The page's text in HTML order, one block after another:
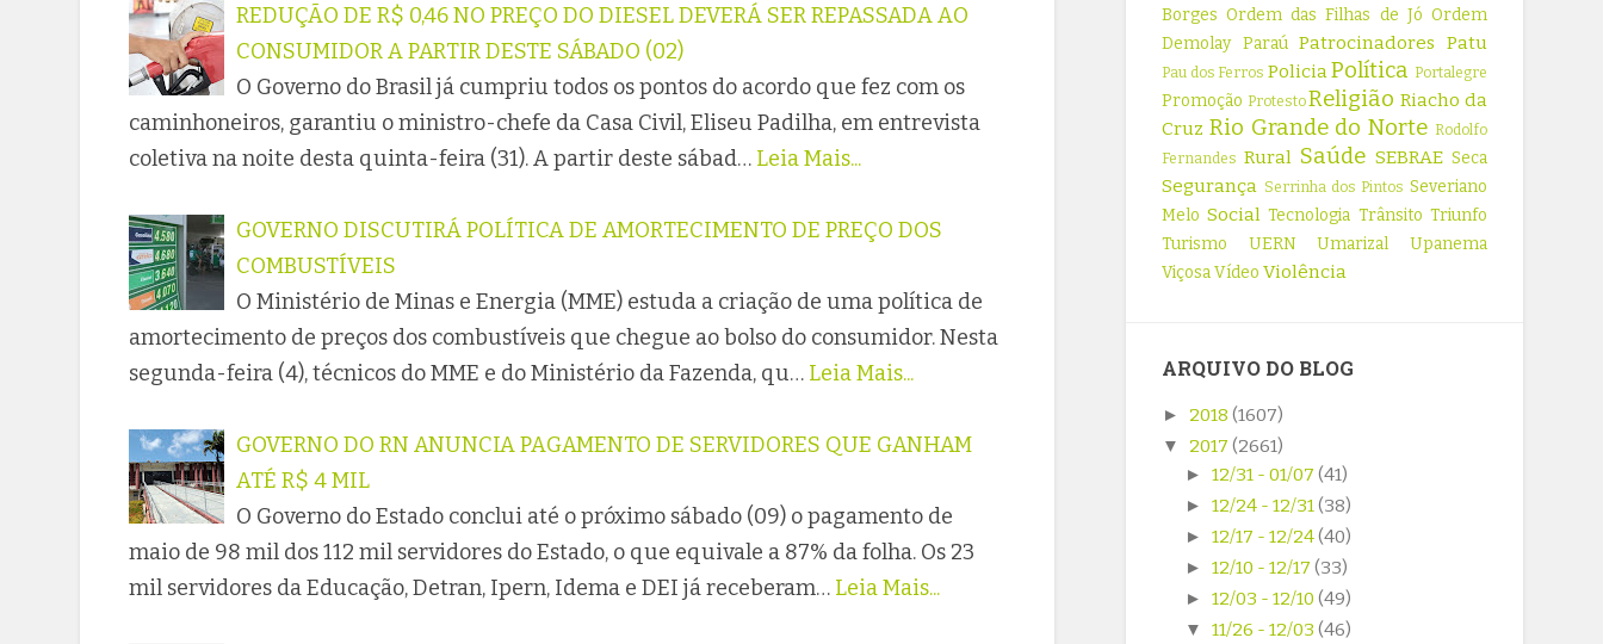
REDUÇÃO DE R$ 0,46 NO PREÇO DO DIESEL DEVERÁ SER REPASSADA AO
CONSUMIDOR A PARTIR DESTE SÁBADO (02)
O Governo do Brasil já cumpriu todos os pontos do acordo que fez com os
caminhoneiros, garantiu o ministro-chefe da Casa Civil, Eliseu Padilha, em entrevista
coletiva na noite desta quinta-feira (31). A partir deste sábad… Leia Mais...
GOVERNO DISCUTIRÁ POLÍTICA DE AMORTECIMENTO DE PREÇO DOS
COMBUSTÍVEIS
O Ministério de Minas e Energia (MME) estuda a criação de uma política de
amortecimento de preços dos combustíveis que chegue ao bolso do consumidor. Nesta
segunda-feira (4), técnicos do MME e do Ministério da Fazenda, qu… Leia Mais...
GOVERNO DO RN ANUNCIA PAGAMENTO DE SERVIDORES QUE GANHAM
ATÉ R$ 4 MIL
O Governo do Estado conclui até o próximo sábado (09) o pagamento de
maio de 98 mil dos 112 mil servidores do Estado, o que equivale a 87% da folha. Os 23
mil servidores da Educação, Detran, Ipern, Idema e DEI já receberam… Leia Mais...
Borges Ordem das Filhas de Jó Ordem
Demolay Paraú Patrocinadores Patu
Pau dos Ferros PoliciaPolítica Portalegre
Promoção ProtestoReligião Riacho da
Cruz Rio Grande do Norte Rodolfo
Fernandes Rural Saúde SEBRAE Seca
Segurança Serrinha dos Pintos Severiano
Melo Social Tecnologia Trânsito Triunfo
Turismo
UERN Umarizal
Upanema
ViçosaVídeo Violência
ARQUIVO DO BLOG
► 2018(1607)
▼ 2017(2661)
► 12/31 - 01/07 (41)
► 12/24 - 12/31(38)
► 12/17 - 12/24(40)
► 12/10 - 12/17 (33)
► 12/03 - 12/10 (49)
▼ 11/26 - 12/03 (46)